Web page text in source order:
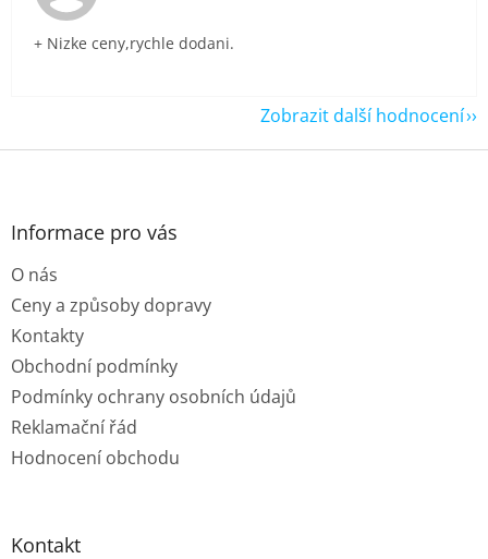
+ Nizke ceny,rychle dodani.
Zobrazit další hodnocení
Z
Informace pro vás
O nás
Ceny a způsoby dopravy
Kontakty
Obchodní podmínky
Podmínky ochrany osobních údajů
Reklamační řád
Hodnocení obchodu
Kontakt